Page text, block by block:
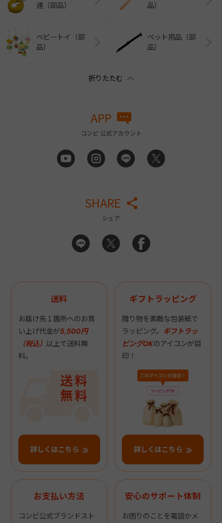
連（部品）
品）
ベビートイ（部
品）
ペット用品（部
品）
APP
コンビ 公式アカウント
SHARE
シェア
送料
お届け先１箇所へのお買
い上げ代金が5,500円
（税込） 以上で送料無
料。
詳しくはこちら
ギフトラッピング
贈り物を素敵な包装紙で
ラッピング。 ギフトラッ
ピングOKのアイコンが目
印！
詳しくはこちら
お支払い方法
コンビ公式ブランドスト
安心のサポート体制
お困りのことを電話かメ